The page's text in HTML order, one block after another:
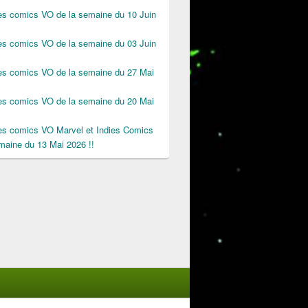
comics VO de la semaine du 10 Juin
comics VO de la semaine du 03 Juin
comics VO de la semaine du 27 Mai
comics VO de la semaine du 20 Mai
comics VO Marvel et Indies Comics
du 13 Mai 2026 !!